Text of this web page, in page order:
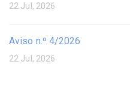
22 Jul, 2026
Aviso n.º 4/2026
22 Jul, 2026